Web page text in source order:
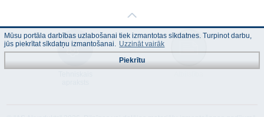
Mūsu portāla darbības uzlabošanai tiek izmantotas sīkdatnes. Turpinot darbu,
jūs piekrītat sīkdatņu izmantošanai. Uzzināt vairāk
Piekrītu